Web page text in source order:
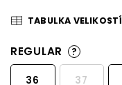
TABULKA VELIKOSTÍ
REGULAR ?
36 37